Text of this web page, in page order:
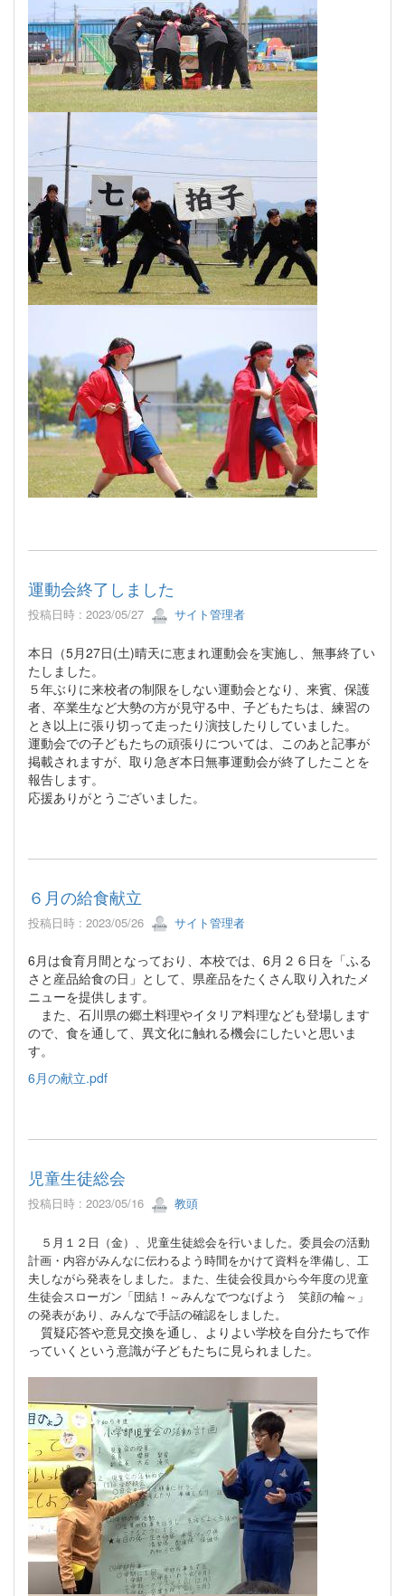
運動会終了しました
投稿日時 : 2023/05/27 サイト管理者
本日（5月27日(土)晴天に恵まれ運動会を実施し、無事終了い
たしました。
５年ぶりに来校者の制限をしない運動会となり、来賓、保護
者、卒業生など大勢の方が見守る中、子どもたちは、練習の
とき以上に張り切って走ったり演技したりしていました。
運動会での子どもたちの頑張りについては、このあと記事が
掲載されますが、取り急ぎ本日無事運動会が終了したことを
報告します。
応援ありがとうございました。
６月の給食献立
投稿日時 : 2023/05/26 サイト管理者
6月は食育月間となっており、本校では、6月２６日を「ふる
さと産品給食の日」として、県産品をたくさん取り入れたメ
ニューを提供します。
また、石川県の郷土料理やイタリア料理なども登場します
ので、食を通して、異文化に触れる機会にしたいと思いま
す。
6月の献立.pdf
児童生徒総会
投稿日時 : 2023/05/16 教頭
５月１２日（金）、児童生徒総会を行いました。委員会の活動
計画・内容がみんなに伝わるよう時間をかけて資料を準備し、工
夫しながら発表をしました。また、生徒会役員から今年度の児童
生徒会スローガン「団結！～みんなでつなげよう 笑顔の輪～」
の発表があり、みんなで手話の確認をしました。
質疑応答や意見交換を通し、よりよい学校を自分たちで作
っていくという意識が子どもたちに見られました。